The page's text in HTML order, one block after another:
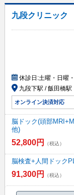
九段クリニック
休診日:土曜・日曜
九段下駅 / 飯田橋駅
オンライン決済対応
脳ドック(頭部
他)
52,800円 （税込）
脳検査+人間ドック
91,300円 （税込）